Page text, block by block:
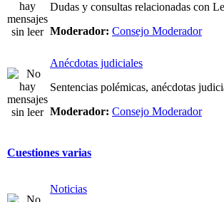
Dudas y consultas relacionadas con
Moderador: Consejo Moderador
Anécdotas judiciales
Sentencias polémicas, anécdotas
Moderador: Consejo Moderador
Cuestiones varias
Noticias